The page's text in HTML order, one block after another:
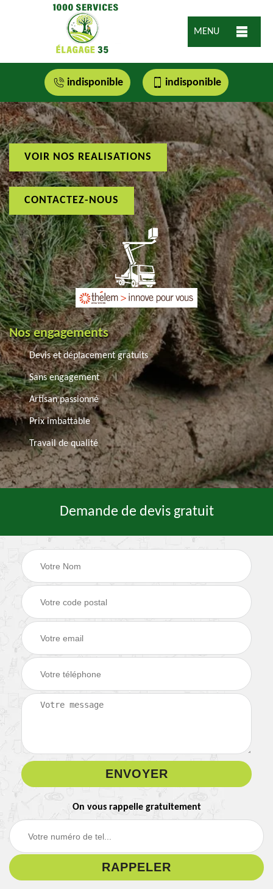
MENU
indisponible indisponible
VOIR NOS REALISATIONS
CONTACTEZ-NOUS
Nos engagements
Devis et déplacement gratuits
Sans engagement
Artisan passionné
Prix imbattable
Travail de qualité
Demande de devis gratuit
On vous rappelle gratuitement